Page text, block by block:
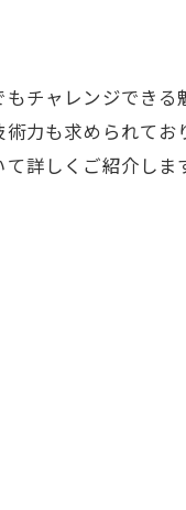
チャレンジできる
力も求められてお
詳しくご紹介しま